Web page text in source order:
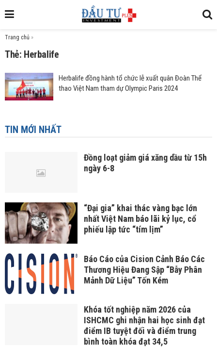
Trang chủ »
Thẻ: Herbalife
Herbalife đồng hành tổ chức lễ xuất quân Đoàn Thể
thao Việt Nam tham dự Olympic Paris 2024
TIN MỚI NHẤT
Đồng loạt giảm giá xăng dầu từ 15h
ngày 6-8
“Đại gia” khai thác vàng bạc lớn
nhất Việt Nam báo lãi kỷ lục, cổ
phiếu lập tức “tím lịm”
Báo Cáo của Cision Cảnh Báo Các
Thương Hiệu Đang Sập “Bẫy Phân
Mảnh Dữ Liệu” Tốn Kém
Khóa tốt nghiệp năm 2026 của
ISHCMC ghi nhận hai học sinh đạt
điểm IB tuyệt đối và điểm trung
bình toàn khóa đạt 34,5